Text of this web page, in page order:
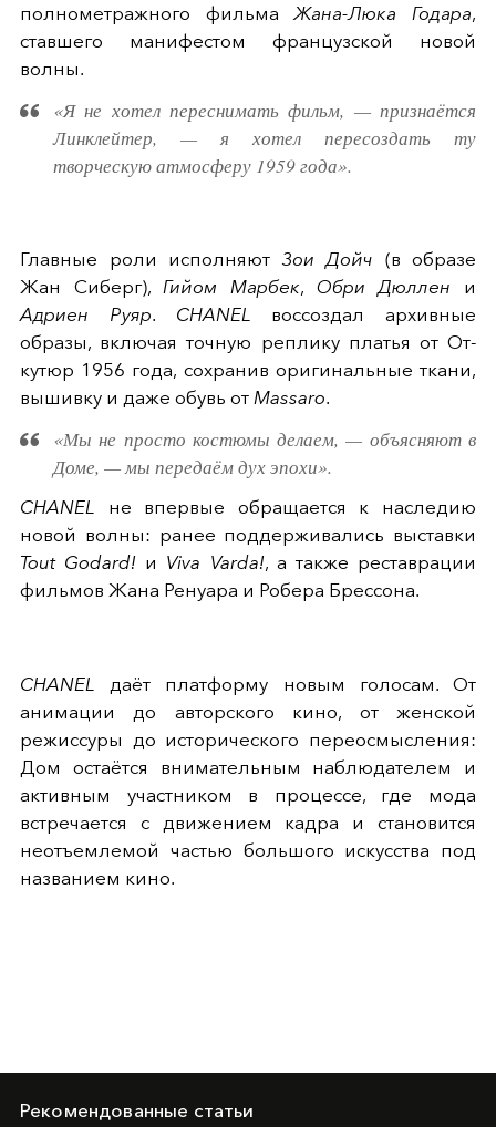
полнометражного фильмаЖана-Люка Годара,
ставшего манифестом французской новой
волны.
«Я не хотел переснимать фильм, — признаётся
Линклейтер, — я хотел пересоздать ту
творческую атмосферу 1959 года».
Главные роли исполняют Зои Дойч (в образе
Жан Сиберг), Гийом Марбек, Обри Дюллен и
Адриен Руяр. CHANEL
воссоздал архивные
образы, включая точную реплику платья от От-
кутюр 1956 года, сохранив оригинальные ткани,
вышивку и даже обувь от Massaro.
«Мы не просто костюмы делаем, — объясняют в
Доме, — мы передаём дух эпохи».
CHANEL
не впервые обращается к наследию
новой волны: ранее поддерживались выставки
Tout Godard! и Viva Varda!, а также реставрации
фильмов Жана Ренуара и Робера Брессона.
CHANEL
даёт платформу новым голосам. От
анимации до авторского кино, от женской
режиссуры до исторического переосмысления:
Дом остаётся внимательным наблюдателем и
активным участником в процессе, где мода
встречается с движением кадра и становится
неотъемлемой частью большого искусства под
названием кино.
Рекомендованные статьи